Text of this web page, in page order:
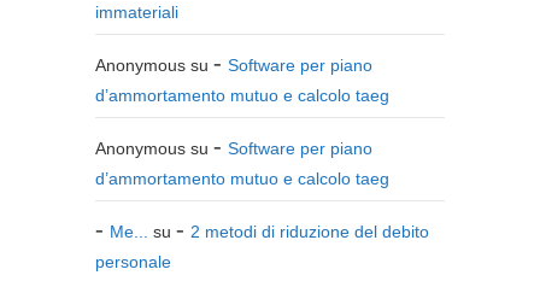
immateriali
Anonymous su
Software per piano
d’ammortamento mutuo e calcolo taeg
Anonymous su
Software per piano
d’ammortamento mutuo e calcolo taeg
Me... su
2 metodi di riduzione del debito
personale